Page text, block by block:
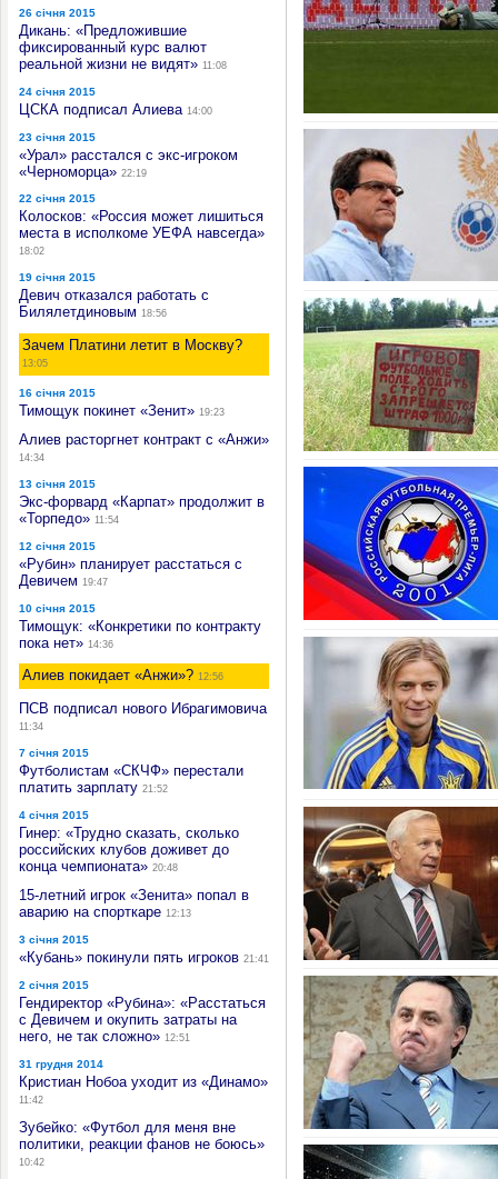
26 січня 2015
Дикань: «Предложившие
фиксированный курс валют
реальной жизни не видят» 11:08
24 січня 2015
ЦСКА подписал Алиева 14:00
23 січня 2015
«Урал» расстался с экс-игроком
«Черноморца» 22:19
22 січня 2015
Колосков: «Россия может лишиться
места в исполкоме УЕФА навсегда»
18:02
19 січня 2015
Девич отказался работать с
Билялетдиновым 18:56
Зачем Платини летит в Москву?
13:05
16 січня 2015
Тимощук покинет «Зенит» 19:23
Алиев расторгнет контракт с «Анжи»
14:34
13 січня 2015
Экс-форвард «Карпат» продолжит в
«Торпедо» 11:54
12 січня 2015
«Рубин» планирует расстаться с
Девичем 19:47
10 січня 2015
Тимощук: «Конкретики по контракту
пока нет» 14:36
Алиев покидает «Анжи»? 12:56
ПСВ подписал нового Ибрагимовича
11:34
7 січня 2015
Футболистам «СКЧФ» перестали
платить зарплату 21:52
4 січня 2015
Гинер: «Трудно сказать, сколько
российских клубов доживет до
конца чемпионата» 20:48
15-летний игрок «Зенита» попал в
аварию на спорткаре 12:13
3 січня 2015
«Кубань» покинули пять игроков 21:41
2 січня 2015
Гендиректор «Рубина»: «Расстаться
с Девичем и окупить затраты на
него, не так сложно» 12:51
31 грудня 2014
Кристиан Нобоа уходит из «Динамо»
11:42
Зубейко: «Футбол для меня вне
политики, реакции фанов не боюсь»
10:42